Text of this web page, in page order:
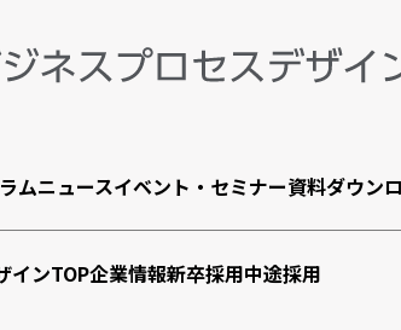
ムニュースイベント・セミナー資料ダウン
インTOP企業情報新卒採用中途採用